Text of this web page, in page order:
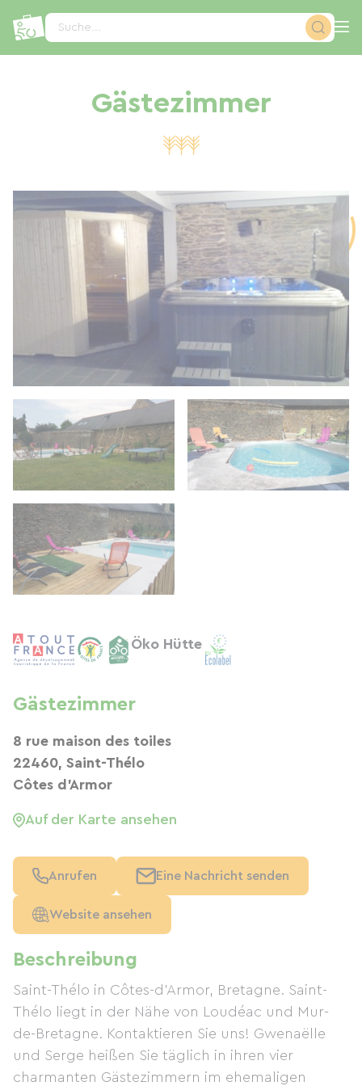
Suche...
Gästezimmer
Beschreibung
Saint-Thélo in Côtes-d'Armor, Bretagne. Saint-
Thélo liegt in der Nähe von Loudéac und Mur-
de-Bretagne. Kontaktieren Sie uns! Gwenaëlle
und Serge heißen Sie täglich in ihren vier
charmanten Gästezimmern im ehemaligen
Öko Hütte
Gästezimmer
8 rue maison des toiles
22460, Saint-Thélo
Côtes d'Armor
Auf der Karte ansehen
Anrufen Eine Nachricht senden
Website ansehen
Cookie-Einstellungen